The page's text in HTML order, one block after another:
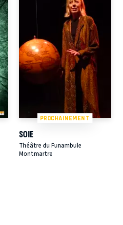
PROCHAINEMENT
SOIE
Théâtre du Funambule
Montmartre